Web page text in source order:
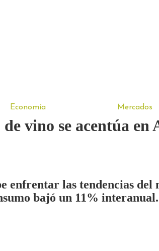
Economía Mercados
vino se acentúa
enfrentar las tendencias
bajó un 11% interanual.